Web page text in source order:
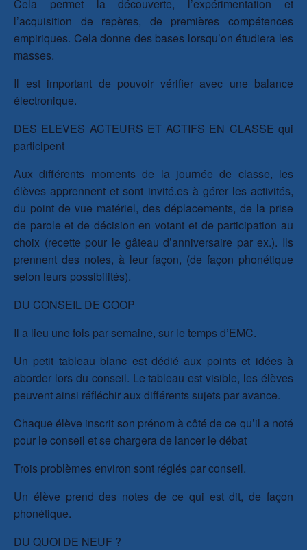
Cela permet la découverte, l’expérimentation et
l’acquisition de repères, de premières compétences
empiriques. Cela donne des bases lorsqu’on étudiera les
masses.
Il est important de pouvoir vérifier avec une balance
électronique.
DES ELEVES ACTEURS ET ACTIFS EN CLASSE qui
participent
Aux différents moments de la journée de classe, les
élèves apprennent et sont invité.es à gérer les activités,
du point de vue matériel, des déplacements, de la prise
de parole et de décision en votant et de participation au
choix (recette pour le gâteau d’anniversaire par ex.). Ils
prennent des notes, à leur façon, (de façon phonétique
selon leurs possibilités).
DU CONSEIL DE COOP
Il a lieu une fois par semaine, sur le temps d’EMC.
Un petit tableau blanc est dédié aux points et idées à
aborder lors du conseil. Le tableau est visible, les élèves
peuvent ainsi réfléchir aux différents sujets par avance.
Chaque élève inscrit son prénom à côté de ce qu’il a noté
pour le conseil et se chargera de lancer le débat
Trois problèmes environ sont réglés par conseil.
Un élève prend des notes de ce qui est dit, de façon
phonétique.
DU QUOI DE NEUF ?